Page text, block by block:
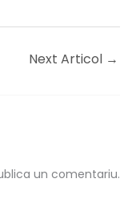
Next Articol →
un comentariu.